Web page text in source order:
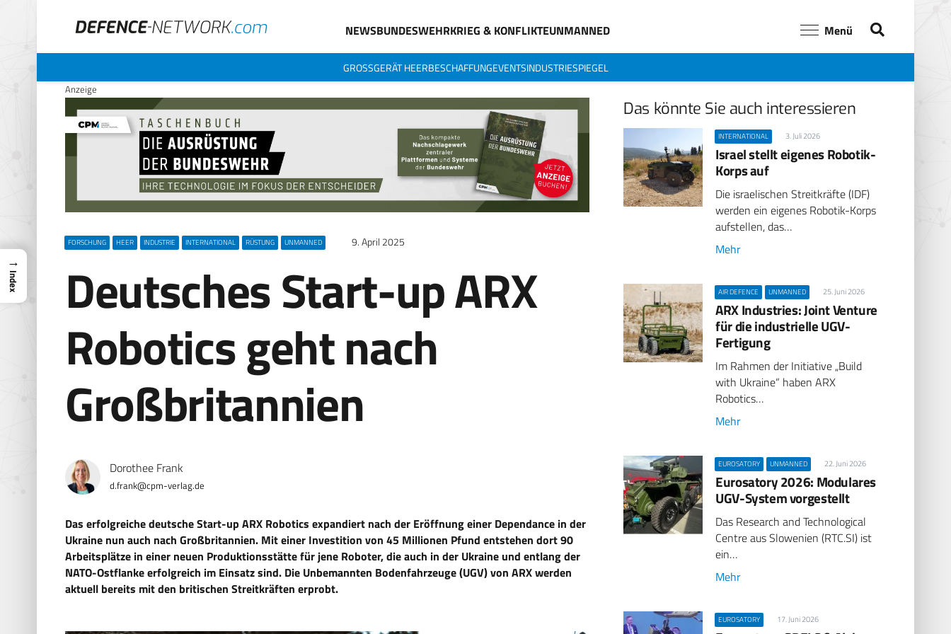
NEWSBUNDESWEHRKRIEG & KONFLIKTEUNMANNED Menü
GROSSGERÄT HEERBESCHAFFUNGEVENTSINDUSTRIESPIEGEL
Anzeige
FORSCHUNG HEER INDUSTRIE INTERNATIONAL RÜSTUNG UNMANNED 9. April 2025
Deutsches Start-up ARX
Robotics geht nach
Großbritannien
Dorothee Frank
d.frank@cpm-verlag.de
Das erfolgreiche deutsche Start-up ARX Robotics expandiert nach der Eröffnung einer Dependance in der
Ukraine nun auch nach Großbritannien. Mit einer Investition von 45 Millionen Pfund entstehen dort 90
Arbeitsplätze in einer neuen Produktionsstätte für jene Roboter, die auch in der Ukraine und entlang der
NATO-Ostflanke erfolgreich im Einsatz sind. Die Unbemannten Bodenfahrzeuge (UGV) von ARX werden
aktuell bereits mit den britischen Streitkräften erprobt.
Das könnte Sie auch interessieren
INTERNATIONAL 3. Juli 2026
Israel stellt eigenes Robotik-
Korps auf
Die israelischen Streitkräfte (IDF)
werden ein eigenes Robotik-Korps
aufstellen, das…
Mehr
AIR DEFENCE UNMANNED 25. Juni 2026
ARX Industries: Joint Venture
für die industrielle UGV-
Fertigung
Im Rahmen der Initiative „Build
with Ukraine“ haben ARX
Robotics…
Mehr
EUROSATORY UNMANNED 22. Juni 2026
Eurosatory 2026: Modulares
UGV-System vorgestellt
Das Research and Technological
Centre aus Slowenien (RTC.SI) ist
ein…
Mehr
EUROSATORY 17. Juni 2026
→
Index